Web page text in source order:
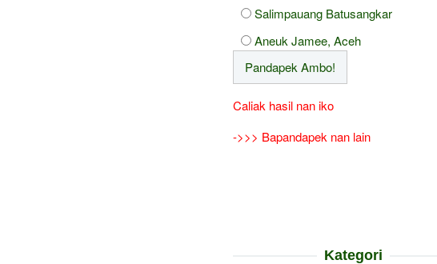
Salimpauang Batusangkar
Aneuk Jamee, Aceh
Caliak hasil nan iko
->>> Bapandapek nan lain
Kategori